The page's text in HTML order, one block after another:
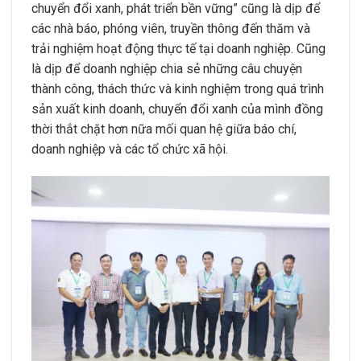
chuyển đổi xanh, phát triển bền vững” cũng là dịp để
các nhà báo, phóng viên, truyền thông đến thăm và
trải nghiệm hoạt động thực tế tại doanh nghiệp. Cũng
là dịp để doanh nghiệp chia sẻ những câu chuyện
thành công, thách thức và kinh nghiệm trong quá trình
sản xuất kinh doanh, chuyển đổi xanh của mình đồng
thời thắt chặt hơn nữa mối quan hệ giữa báo chí,
doanh nghiệp và các tổ chức xã hội.